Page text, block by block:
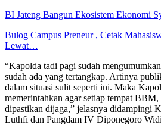
BI Jateng Bangun Ekosistem Ekonomi
Bulog Campus Preneur , Cetak
Lewat…
“Kapolda tadi pagi sudah
sudah ada yang tertangkap. Artinya
dalam situasi sulit seperti ini. Maka
memerintahkan agar setiap tempat
dipastikan dijaga,” jelasnya didampingi
Luthfi dan Pangdam IV Diponegoro